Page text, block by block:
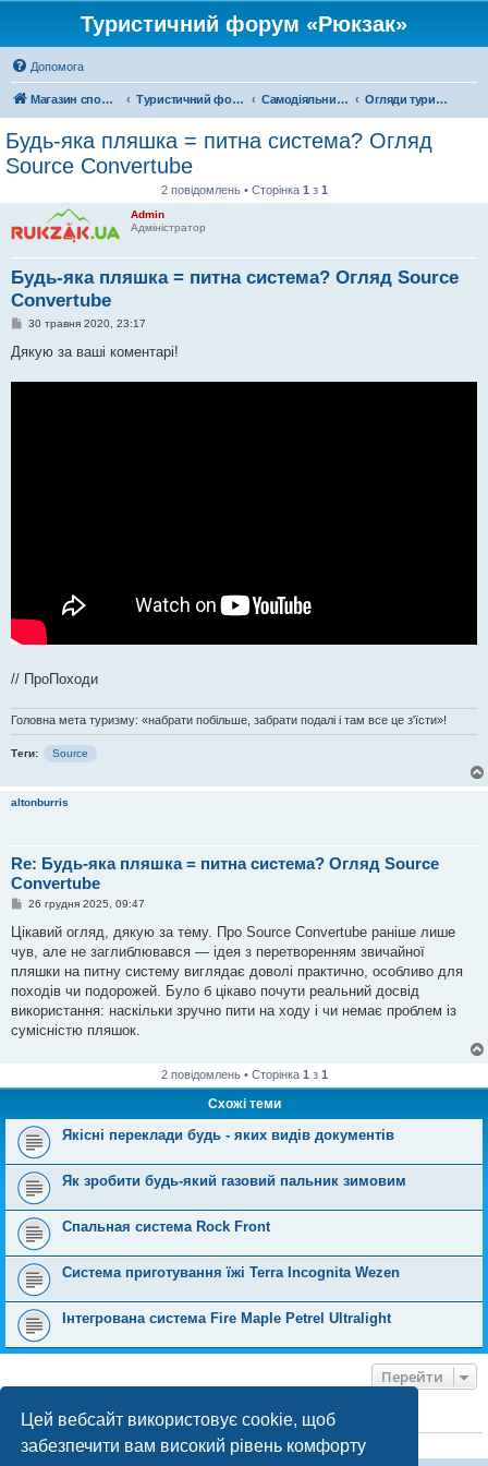
Цей вебсайт використовує cookie, щоб
забезпечити вам високий рівень комфорту
Туристичний форум «Рюкзак»
Допомога
Магазин спорядження Туристичний форум «Рюкзак» Самодіяльний туризм Огляди туристичного спорядження
Будь-яка пляшка = питна система? Огляд
Source Convertube
2 повідомлень • Сторінка 1 з 1
Admin
Адміністратор
Будь-яка пляшка = питна система? Огляд Source
Convertube
П
в
30 травня 2020, 23:17
Дякую за ваші коментарі!
// ПроПоходи
Головна мета туризму: «набрати побільше, забрати подалі і там все це з'їсти»!
Теги: Source
altonburris
Re: Будь-яка пляшка = питна система? Огляд Source
Convertube
П
в
д
о
л
е
н
26 грудня 2025, 09:47
Цікавий огляд, дякую за тему. Про Source Convertube раніше лише
чув, але не заглиблювався — ідея з перетворенням звичайної
пляшки на питну систему виглядає доволі практично, особливо для
походів чи подорожей. Було б цікаво почути реальний досвід
використання: наскільки зручно пити на ходу і чи немає проблем із
сумісністю пляшок.
2 повідомлень • Сторінка 1 з 1
Схожі теми
Якісні переклади будь - яких видів документів
Як зробити будь-який газовий пальник зимовим
Спальная система Rock Front
Система приготування їжі Terra Incognita Wezen
Інтегрована система Fire Maple Petrel Ultralight
Перейти
ХТО ЗАРАЗ ОНЛАЙН
Зараз переглядають цей форум:ClaudeBot [бот ШІ]і 0 гостей